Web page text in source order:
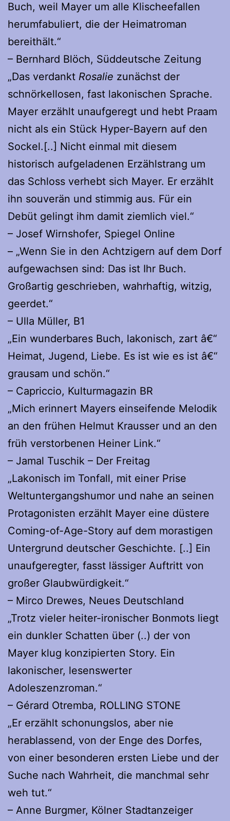
Buch, weil Mayer um alle Klischeefallen
herumfabuliert, die der Heimatroman
bereithält.“
– Bernhard Blöch, Süddeutsche Zeitung
„Das verdankt Rosalie zunächst der
schnörkellosen, fast lakonischen Sprache.
Mayer erzählt unaufgeregt und hebt Praam
nicht als ein Stück Hyper-Bayern auf den
Sockel.[..] Nicht einmal mit diesem
historisch aufgeladenen Erzählstrang um
das Schloss verhebt sich Mayer. Er erzählt
ihn souverän und stimmig aus. Für ein
Debüt gelingt ihm damit ziemlich viel.“
– Josef Wirnshofer, Spiegel Online
– „Wenn Sie in den Achtzigern auf dem Dorf
aufgewachsen sind: Das ist Ihr Buch.
Großartig geschrieben, wahrhaftig, witzig,
geerdet.“
– Ulla Müller, B1
„Ein wunderbares Buch, lakonisch, zart â€“
Heimat, Jugend, Liebe. Es ist wie es ist â€“
grausam und schön.“
– Capriccio, Kulturmagazin BR
„Mich erinnert Mayers einseifende Melodik
an den frühen Helmut Krausser und an den
früh verstorbenen Heiner Link.“
– Jamal Tuschik – Der Freitag
„Lakonisch im Tonfall, mit einer Prise
Weltuntergangshumor und nahe an seinen
Protagonisten erzählt Mayer eine düstere
Coming-of-Age-Story auf dem morastigen
Untergrund deutscher Geschichte. [..] Ein
unaufgeregter, fasst lässiger Auftritt von
großer Glaubwürdigkeit.“
– Mirco Drewes, Neues Deutschland
„Trotz vieler heiter-ironischer Bonmots liegt
ein dunkler Schatten über (..) der von
Mayer klug konzipierten Story. Ein
lakonischer, lesenswerter
Adoleszenzroman.“
– Gérard Otremba, ROLLING STONE
„Er erzählt schonungslos, aber nie
herablassend, von der Enge des Dorfes,
von einer besonderen ersten Liebe und der
Suche nach Wahrheit, die manchmal sehr
weh tut.“
– Anne Burgmer, Kölner Stadtanzeiger